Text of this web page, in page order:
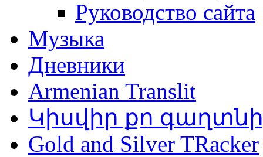
Руководство сайта
Музыка
Дневники
Armenian Translit
Կիսվիր քո
Gold and Silver TRacker